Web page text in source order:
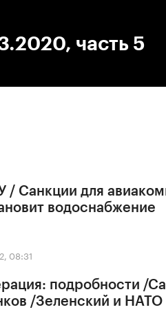
часть 5
/ Санкции для
водоснабжение
08:31
подробности /
/Зеленский и НАТО